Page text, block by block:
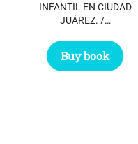
INFANTIL EN CIUDAD
JUÁREZ. /…
Buy book